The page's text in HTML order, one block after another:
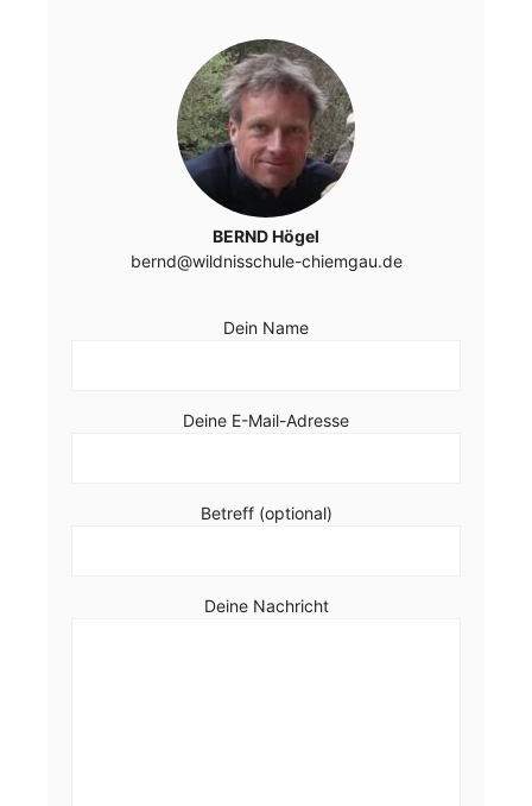
BERND Högel
bernd@wildnisschule-chiemgau.de
Bitte lasse dieses Feld leer.
Bitte lasse dieses Feld leer.
Dein Name
Deine E-Mail-Adresse
Betreff (optional)
Deine Nachricht